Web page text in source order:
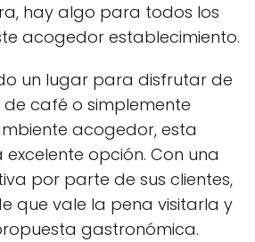
hay algo para todos los
acogedor establecimiento.
un lugar para disfrutar de
café o simplemente
acogedor, esta
opción. Con una
por parte de sus clientes,
que vale la pena visitarla y
gastronómica.